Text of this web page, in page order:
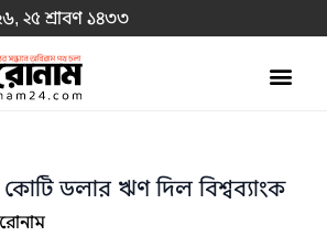
২৫ শ্রাবণ ১৪৩৩
ডলার ঋণ দিল বিশ্বব্যাংক